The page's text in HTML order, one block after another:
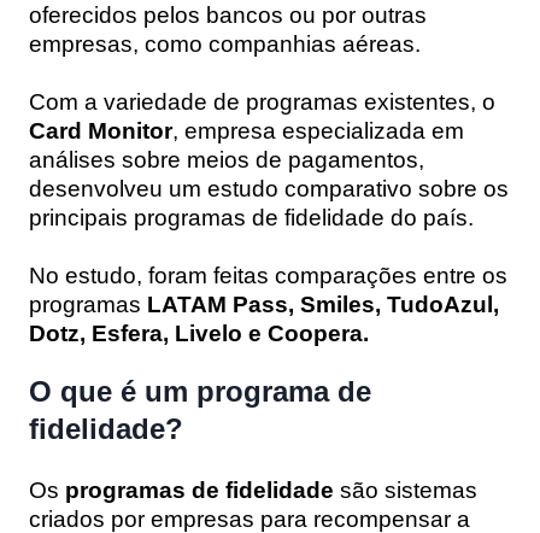
oferecidos pelos bancos ou por outras
empresas, como companhias aéreas.
Com a variedade de programas existentes, o
Card Monitor, empresa especializada em
análises sobre meios de pagamentos,
desenvolveu um estudo comparativo sobre os
principais programas de fidelidade do país.
No estudo, foram feitas comparações entre os
programas LATAM Pass, Smiles, TudoAzul,
Dotz, Esfera, Livelo e Coopera.
O que é um programa de
fidelidade?
Os programas de fidelidade são sistemas
criados por empresas para recompensar a